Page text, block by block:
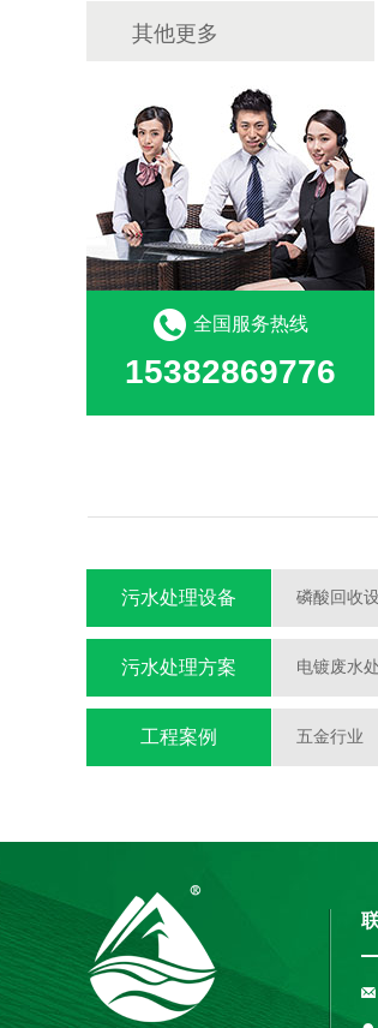
其他更多
全国服务热线
15382869776
污水处理设备 磷酸回收
污水处理
污水处理方案 电镀废水
半导体废水
工程案例 五金行业